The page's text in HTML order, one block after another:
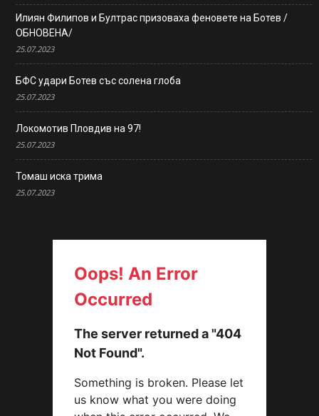
Илиян Филипов и Бултрас призоваха феновете на Ботев /
ОБНОВЕНА/
25.07.2023
БФС удари Ботев със солена глоба
25.07.2023
Локомотив Пловдив на 97!
25.07.2023
Томаш иска трима
25.07.2023